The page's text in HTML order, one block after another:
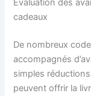
Évaluation des
cadeaux
De nombreux
accompagnés
simples
peuvent offrir la